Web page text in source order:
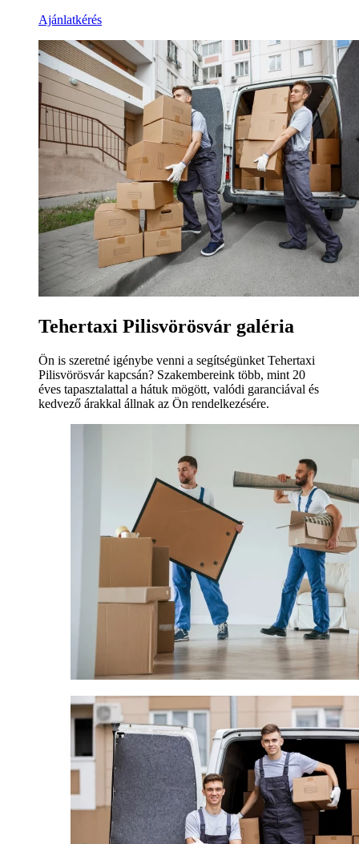
Ajánlatkérés
Tehertaxi Pilisvörösvár galéria
Ön is szeretné igénybe venni a segítségünket Tehertaxi
Pilisvörösvár kapcsán? Szakembereink több, mint 20
éves tapasztalattal a hátuk mögött, valódi garanciával és
kedvező árakkal állnak az Ön rendelkezésére.